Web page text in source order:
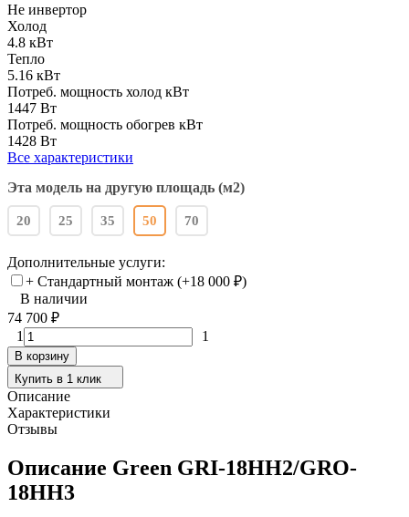
Не инвертор
Холод
4.8 кВт
Тепло
5.16 кВт
Потреб. мощность холод кВт
1447 Вт
Потреб. мощность обогрев кВт
1428 Вт
Все характеристики
Эта модель на другую площадь (м2)
20 25 35 50 70
Дополнительные услуги:
+ Стандартный монтаж (+18 000 ₽)
В наличии
74 700 ₽
1
1
В корзину
Купить в 1 клик
Описание
Характеристики
Отзывы
Описание Green GRI-18HH2/GRO-
18HH3